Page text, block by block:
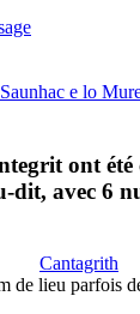
e lo
ont été
dit, avec 6
Cantagrith
de lieu parfois